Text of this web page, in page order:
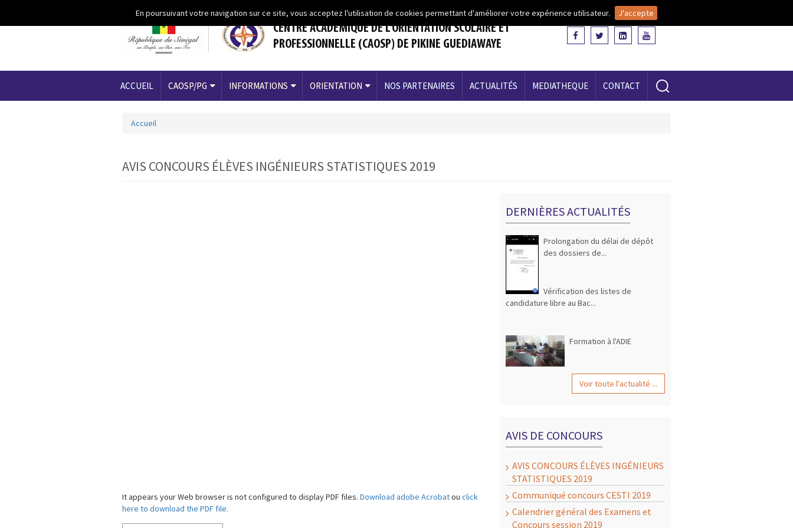
En poursuivant votre navigation sur ce site, vous acceptez l'utilisation de cookies permettant d'améliorer votre expérience utilisateur. J'accepte
CENTRE ACADEMIQUE DE L’ORIENTATION SCOLAIRE ET
PROFESSIONNELLE (CAOSP) DE PIKINE GUEDIAWAYE
ACCUEIL CAOSP/PG INFORMATIONS ORIENTATION NOS PARTENAIRES ACTUALITÉS MEDIATHEQUE CONTACT
Vous êtes ici
Accueil
AVIS CONCOURS ÉLÈVES INGÉNIEURS STATISTIQUES 2019
It appears your Web browser is not configured to display PDF files. Download adobe Acrobatou click
here to download the PDF file.
DERNIÈRES ACTUALITÉS
Prolongation du délai de dépôt
des dossiers de...
Vérification des listes de
candidature libre au Bac...
Formation à l'ADIE
Voir toute l'actualité ...
AVIS DE CONCOURS
AVIS CONCOURS ÉLÈVES INGÉNIEURS
STATISTIQUES 2019
Communiqué concours CESTI 2019
Calendrier général des Examens et
Concours session 2019